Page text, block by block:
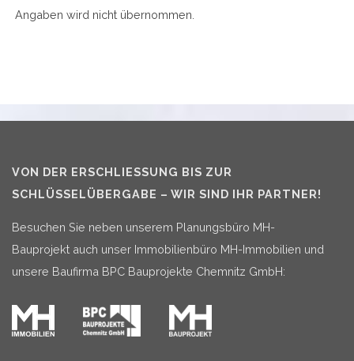
Angaben wird nicht übernommen.
VON DER ERSCHLIESSUNG BIS ZUR S
CHLÜSSELÜBERGABE – WIR SIND IHR PARTNER!
Besuchen Sie neben unserem Planungsbüro MH-
Bauprojekt auch unser Immobilienbüro MH-Immobilien und
unsere Baufirma BPC Bauprojekte Chemnitz GmbH: